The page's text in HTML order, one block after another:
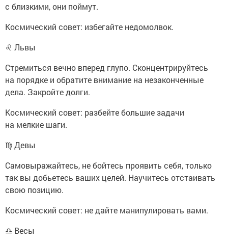
с близкими, они поймут.
Космический совет: избегайте недомолвок.
♌ Львы
Стремиться вечно вперед глупо. Сконцентрируйтесь
на порядке и обратите внимание на незаконченные
дела. Закройте долги.
Космический совет: разбейте большие задачи
на мелкие шаги.
♍ Девы
Самовыражайтесь, не бойтесь проявить себя, только
так вы добьетесь ваших целей. Научитесь отстаивать
свою позицию.
Космический совет: не дайте манипулировать вами.
♎ Весы